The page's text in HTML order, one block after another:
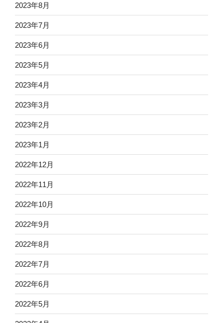
2023年8月
2023年7月
2023年6月
2023年5月
2023年4月
2023年3月
2023年2月
2023年1月
2022年12月
2022年11月
2022年10月
2022年9月
2022年8月
2022年7月
2022年6月
2022年5月